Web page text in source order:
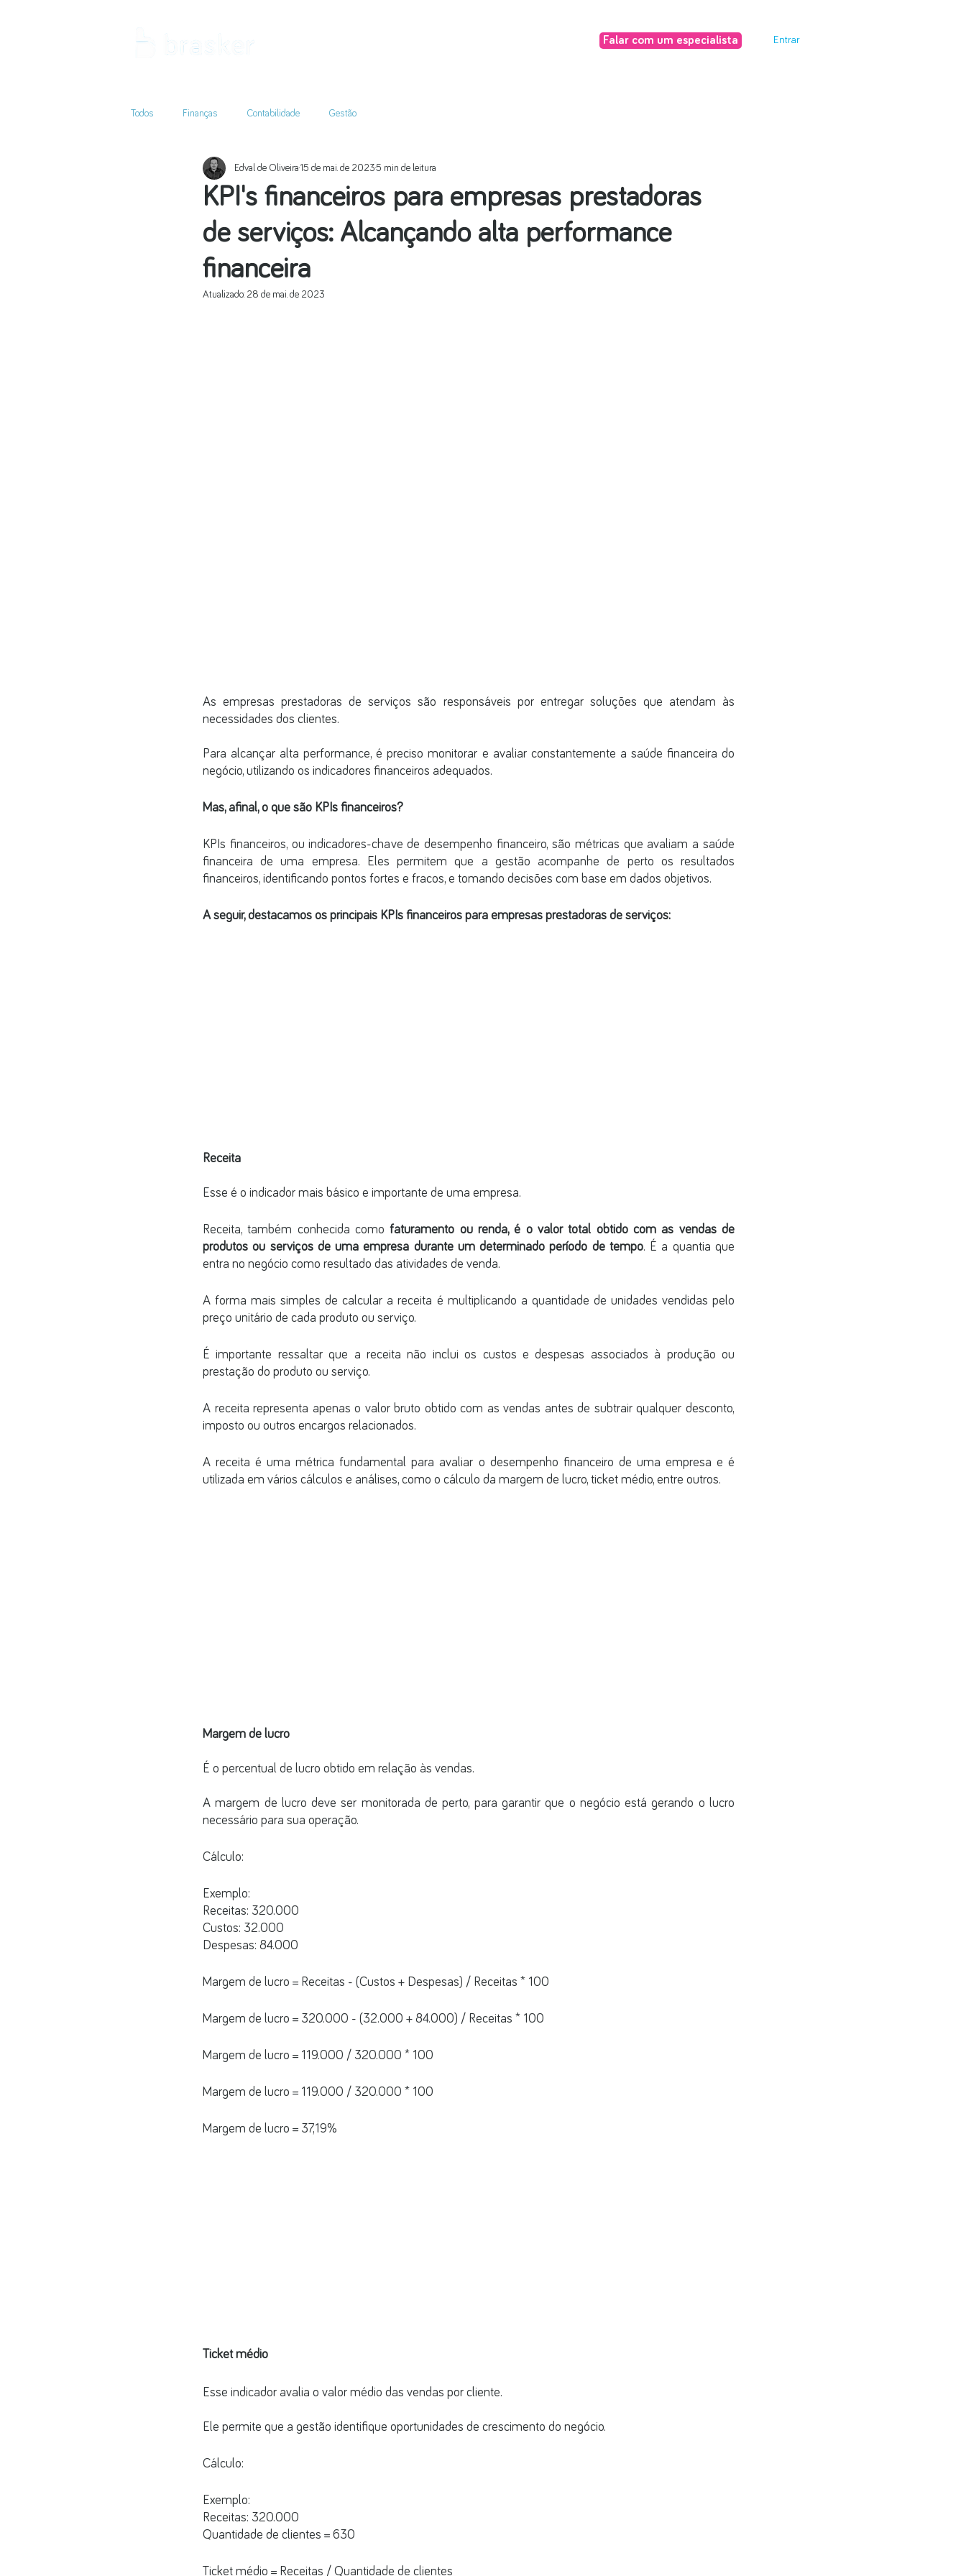
Falar com um especialista Entrar
Todos Finanças Contabilidade Gestão
KPI's financeiros para empresas prestadoras
de serviços: Alcançando alta performance
financeira
Edval de Oliveira 15 de mai. de 20235 min de leitura
Atualizado: 28 de mai. de 2023
As empresas prestadoras de serviços são responsáveis por entregar soluções que atendam às
necessidades dos clientes.
Para alcançar alta performance, é preciso monitorar e avaliar constantemente a saúde financeira do
negócio, utilizando os indicadores financeiros adequados.
Mas, afinal, o que são KPIs financeiros?
KPIs financeiros, ou indicadores-chave de desempenho financeiro, são métricas que avaliam a saúde
financeira de uma empresa. Eles permitem que a gestão acompanhe de perto os resultados
financeiros, identificando pontos fortes e fracos, e tomando decisões com base em dados objetivos.
A seguir, destacamos os principais KPIs financeiros para empresas prestadoras de serviços:
Receita
Esse é o indicador mais básico e importante de uma empresa.
Receita, também conhecida como faturamento ou renda, é o valor total obtido com as vendas de
produtos ou serviços de uma empresa durante um determinado período de tempo. É a quantia que
entra no negócio como resultado das atividades de venda.
A forma mais simples de calcular a receita é multiplicando a quantidade de unidades vendidas pelo
preço unitário de cada produto ou serviço.
É importante ressaltar que a receita não inclui os custos e despesas associados à produção ou
prestação do produto ou serviço.
A receita representa apenas o valor bruto obtido com as vendas antes de subtrair qualquer desconto,
imposto ou outros encargos relacionados.
A receita é uma métrica fundamental para avaliar o desempenho financeiro de uma empresa e é
utilizada em vários cálculos e análises, como o cálculo da margem de lucro, ticket médio, entre outros.
Margem de lucro
É o percentual de lucro obtido em relação às vendas.
A margem de lucro deve ser monitorada de perto, para garantir que o negócio está gerando o lucro
necessário para sua operação.
Cálculo:
Exemplo:
Receitas: 320.000
Custos: 32.000
Despesas: 84.000
Margem de lucro = Receitas - (Custos + Despesas) / Receitas * 100
Margem de lucro = 320.000 - (32.000 + 84.000) / Receitas * 100
Margem de lucro = 119.000 / 320.000 * 100
Margem de lucro = 119.000 / 320.000 * 100
Margem de lucro = 37,19%
Ticket médio
Esse indicador avalia o valor médio das vendas por cliente.
Ele permite que a gestão identifique oportunidades de crescimento do negócio.
Cálculo:
Exemplo:
Receitas: 320.000
Quantidade de clientes = 630
Ticket médio = Receitas / Quantidade de clientes